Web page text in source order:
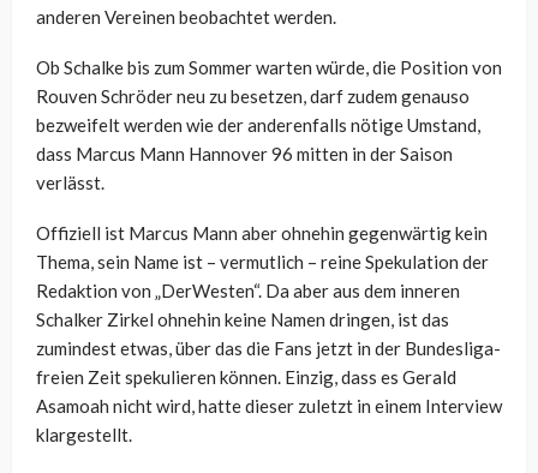
anderen Vereinen beobachtet werden.
Ob Schalke bis zum Sommer warten würde, die Position von
Rouven Schröder neu zu besetzen, darf zudem genauso
bezweifelt werden wie der anderenfalls nötige Umstand,
dass Marcus Mann Hannover 96 mitten in der Saison
verlässt.
Offiziell ist Marcus Mann aber ohnehin gegenwärtig kein
Thema, sein Name ist – vermutlich – reine Spekulation der
Redaktion von „DerWesten“. Da aber aus dem inneren
Schalker Zirkel ohnehin keine Namen dringen, ist das
zumindest etwas, über das die Fans jetzt in der Bundesliga-
freien Zeit spekulieren können. Einzig, dass es Gerald
Asamoah nicht wird, hatte dieser zuletzt in einem Interview
klargestellt.